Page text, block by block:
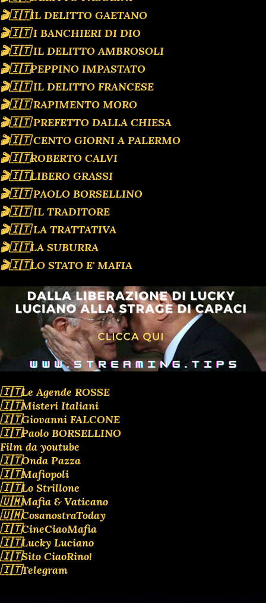
🎬🇮🇹IL DELITTO GAETANO
🎬🇮🇹 I BANCHIERI DI DIO
🎬🇮🇹 IL DELITTO AMBROSOLI
🎬🇮🇹PEPPINO IMPASTATO
🎬🇮🇹 IL DELITTO FRANCESE
🎬🇮🇹 RAPIMENTO MORO
🎬🇮🇹 PREFETTO DALLA CHIESA
🎬🇮🇹 CENTO GIORNI A PALERMO
🎬🇮🇹ROBERTO CALVI
🎬🇮🇹LIBERO GRASSI
🎬🇮🇹 PAOLO BORSELLINO
🎬🇮🇹 IL TRADITORE
🎬🇮🇹 LA TRATTATIVA
🎬🇮🇹LA SUBURRA
🎬🇮🇹LO STATO E' MAFIA
🇮🇹Le Agende ROSSE
🇮🇹Misteri Italiani
🇮🇹Giovanni FALCONE
🇮🇹Paolo BORSELLINO
Film da youtube
🇮🇹Onda Pazza
🇮🇹Mafiopoli
🇮🇹Lo Strillone
🇺🇲Mafia & Vaticano
🇺🇲CosanostraToday
🇮🇹CineCiaoMafia
🇮🇹Lucky Luciano
🇮🇹Sito CiaoRino!
🇮🇹Telegram